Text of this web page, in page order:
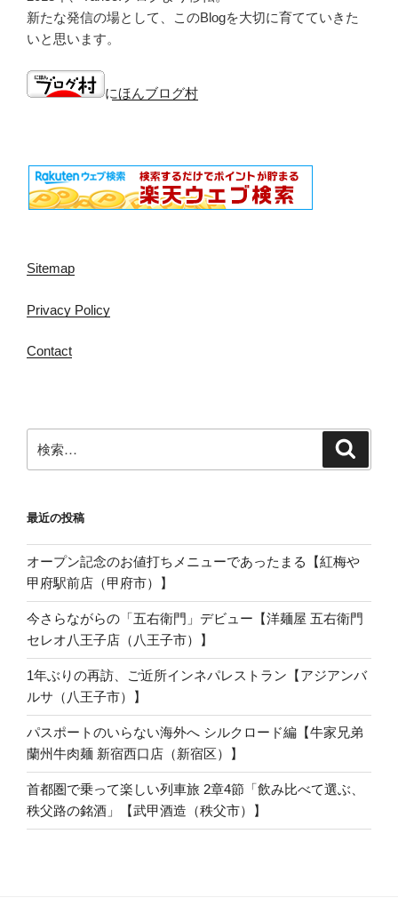
新たな発信の場として、このBlogを大切に育てていきた
いと思います。
にほんブログ村
Sitemap
Privacy Policy
Contact
索:
最近の投稿
オープン記念のお値打ちメニューであったまる【紅梅や
甲府駅前店（甲府市）】
今さらながらの「五右衛門」デビュー【洋麺屋 五右衛門
セレオ八王子店（八王子市）】
1年ぶりの再訪、ご近所インネパレストラン【アジアンバ
ルサ（八王子市）】
パスポートのいらない海外へ シルクロード編【牛家兄弟
蘭州牛肉麺 新宿西口店（新宿区）】
首都圏で乗って楽しい列車旅 2章4節「飲み比べて選ぶ、
秩父路の銘酒」【武甲酒造（秩父市）】